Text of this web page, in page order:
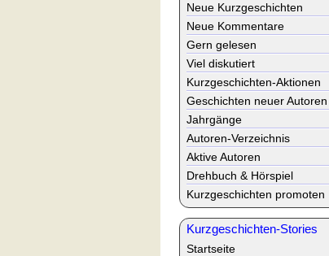
Neue Kurzgeschichten
Neue Kommentare
Gern gelesen
Viel diskutiert
Kurzgeschichten-Aktionen
Geschichten neuer Autoren
Jahrgänge
Autoren-Verzeichnis
Aktive Autoren
Drehbuch & Hörspiel
Kurzgeschichten promoten
Kurzgeschichten-Stories
Startseite